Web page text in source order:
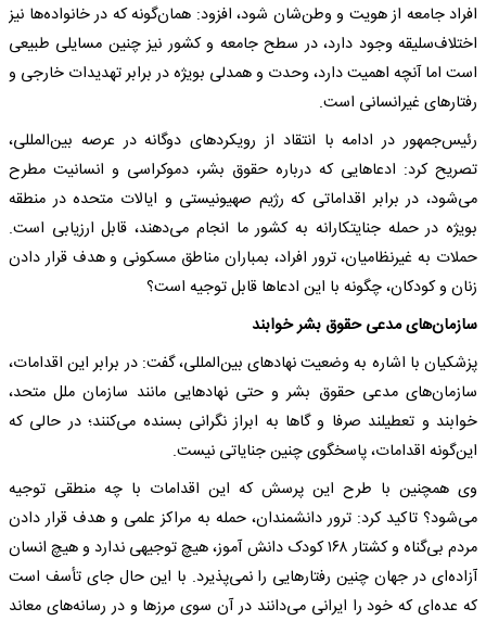
افراد جامعه از هویت و وطن‌شان شود، افزود: همان‌گونه که در خانواده‌ها نیز
اختلاف‌سلیقه وجود دارد، در سطح جامعه و کشور نیز چنین مسایلی طبیعی
است اما آنچه اهمیت دارد، وحدت و همدلی بویژه در برابر تهدیدات خارجی و
رفتارهای غیرانسانی است.
رئیس‌جمهور در ادامه با انتقاد از رویکردهای دوگانه در عرصه بین‌المللی،
تصریح کرد: ادعاهایی که درباره حقوق بشر، دموکراسی و انسانیت مطرح
می‌شود، در برابر اقداماتی که رژیم صهیونیستی و ایالات متحده در منطقه
بویژه در حمله جنایتکارانه به کشور ما انجام می‌دهند، قابل ارزیابی است.
حملات به غیرنظامیان، ترور افراد، بمباران مناطق مسکونی و هدف قرار دادن
زنان و کودکان، چگونه با این ادعاها قابل توجیه است؟
سازمان‌های مدعی حقوق بشر خوابند
پزشکیان با اشاره به وضعیت نهادهای بین‌المللی، گفت: در برابر این اقدامات،
سازمان‌های مدعی حقوق بشر و حتی نهادهایی مانند سازمان ملل متحد،
خوابند و تعطیلند صرفا و گاها به ابراز نگرانی بسنده می‌کنند؛ در حالی که
این‌گونه اقدامات، پاسخگوی چنین جنایاتی نیست.
وی همچنین با طرح این پرسش که این اقدامات با چه منطقی توجیه
می‌شود؟ تاکید کرد: ترور دانشمندان، حمله به مراکز علمی و هدف قرار دادن
مردم بی‌گناه و کشتار ۱۶۸ کودک دانش آموز، هیچ توجیهی ندارد و هیچ انسان
آزاده‌ای در جهان چنین رفتارهایی را نمی‌پذیرد. با این حال جای تأسف است
که عده‌ای که خود را ایرانی می‌دانند در آن سوی مرزها و در رسانه‌های معاند